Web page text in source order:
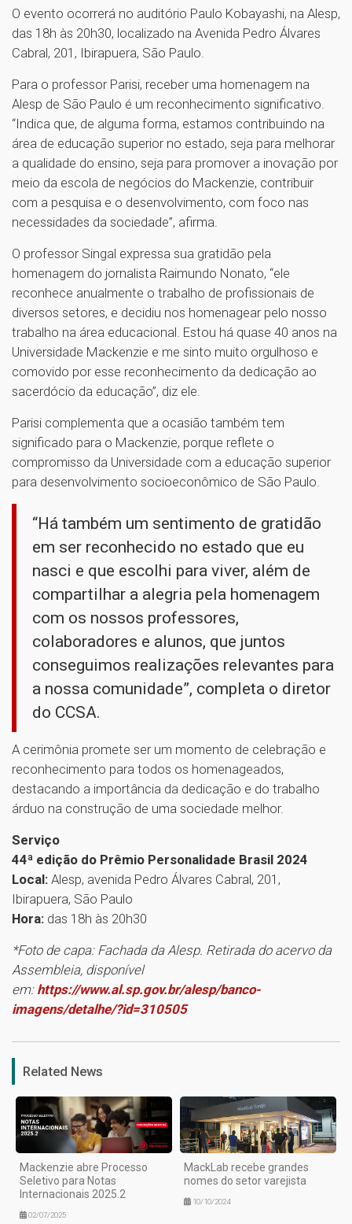
O evento ocorrerá no auditório Paulo Kobayashi, na Alesp,
das 18h às 20h30, localizado na Avenida Pedro Álvares
Cabral, 201, Ibirapuera, São Paulo.
Para o professor Parisi, receber uma homenagem na
Alesp de São Paulo é um reconhecimento significativo.
“Indica que, de alguma forma, estamos contribuindo na
área de educação superior no estado, seja para melhorar
a qualidade do ensino, seja para promover a inovação por
meio da escola de negócios do Mackenzie, contribuir
com a pesquisa e o desenvolvimento, com foco nas
necessidades da sociedade”, afirma.
O professor Singal expressa sua gratidão pela
homenagem do jornalista Raimundo Nonato, “ele
reconhece anualmente o trabalho de profissionais de
diversos setores, e decidiu nos homenagear pelo nosso
trabalho na área educacional. Estou há quase 40 anos na
Universidade Mackenzie e me sinto muito orgulhoso e
comovido por esse reconhecimento da dedicação ao
sacerdócio da educação”, diz ele.
Parisi complementa que a ocasião também tem
significado para o Mackenzie, porque reflete o
compromisso da Universidade com a educação superior
para desenvolvimento socioeconômico de São Paulo.
“Há também um sentimento de gratidão
em ser reconhecido no estado que eu
nasci e que escolhi para viver, além de
compartilhar a alegria pela homenagem
com os nossos professores,
colaboradores e alunos, que juntos
conseguimos realizações relevantes para
a nossa comunidade”, completa o diretor
do CCSA.
A cerimônia promete ser um momento de celebração e
reconhecimento para todos os homenageados,
destacando a importância da dedicação e do trabalho
árduo na construção de uma sociedade melhor.
Serviço
44ª edição do Prêmio Personalidade Brasil 2024
Local: Alesp, avenida Pedro Álvares Cabral, 201,
Ibirapuera, São Paulo
Hora: das 18h às 20h30
*Foto de capa: Fachada da Alesp. Retirada do acervo da
Assembleia, disponível
em: https://www.al.sp.gov.br/alesp/banco-
imagens/detalhe/?id=310505
1
Related News
Mackenzie abre Processo
Seletivo para Notas
Internacionais 2025.2
02/07/2025
MackLab recebe grandes
nomes do setor varejista
10/10/2024